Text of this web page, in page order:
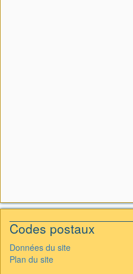
Codes postaux
Données du site
Plan du site